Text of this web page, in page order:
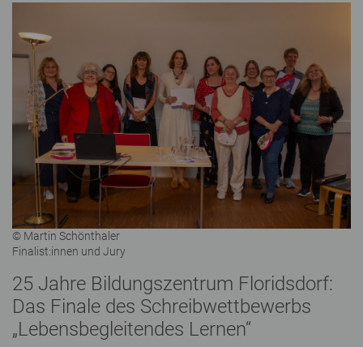
© Martin Schönthaler
Finalist:innen und Jury
25 Jahre Bildungszentrum Floridsdorf:
Das Finale des Schreibwettbewerbs
„Lebensbegleitendes Lernen“